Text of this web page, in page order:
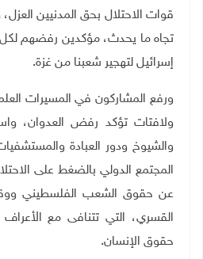
قوات الاحتلال بحق المدنيين
تجاه ما يحدث، مؤكدين رفضهم لكل
إسرائيل لتهجير شعبنا من غزة.
ورفع المشاركون في المسيرات
ولافتات تؤكد رفض العدوان،
والشيوخ ودور العبادة
المجتمع الدولي بالضغط على
عن حقوق الشعب الفلسطيني
القسري، التي تتنافى مع الأعراف
حقوق الإنسان.